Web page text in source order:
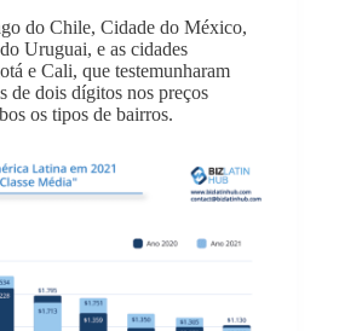
do Chile, Cidade do México,
Uruguai, e as cidades
e Cali, que testemunharam
de dois dígitos nos preços
os tipos de bairros.